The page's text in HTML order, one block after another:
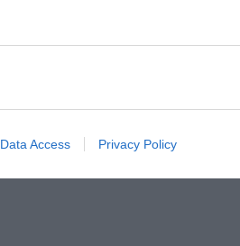
Data Access Privacy Policy